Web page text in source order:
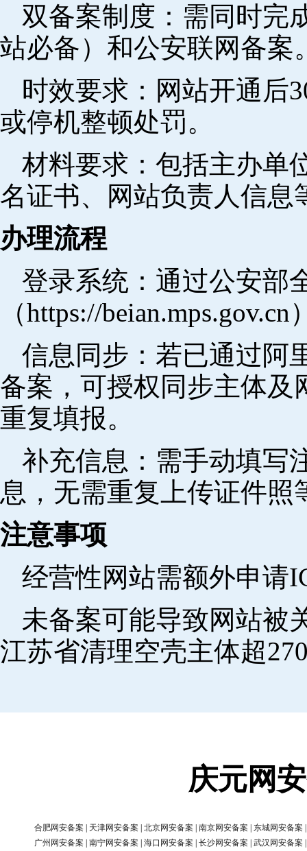
双备案制度：需同时完
站必备）和公安联网备案
时效要求：网站开通后
或停机整顿处罚。
材料要求：包括主办单
名证书、网站负责人信息
办理流程
登录系统：通过公安部
（https://
信息同步：若已通过阿
备案，可授权同步主体及
重复填报。
补充信息：需手动填写
息，无需重复上传证件照
注意事项
经营性网站需额外申请
未备案可能导致网站被
江苏省清理空壳主体超
庆元网
合肥网安备案 天津网安备案 北京网安备案 南京网安备案 东城网安备案
广州网安备案
南宁网安备案 海口网安备案 长沙网安备案 武汉网安备案